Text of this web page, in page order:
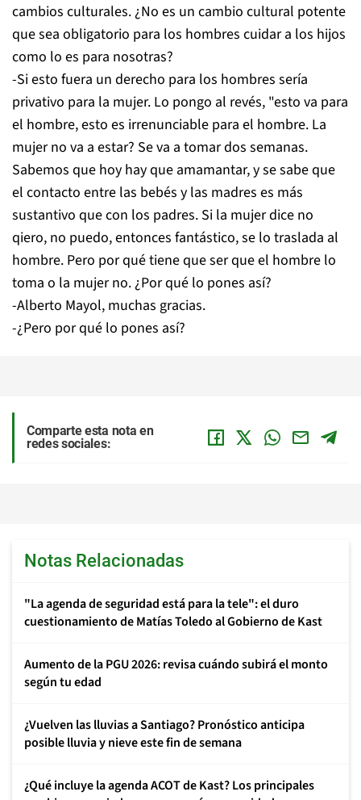
cambios culturales. ¿No es un cambio cultural potente
que sea obligatorio para los hombres cuidar a los hijos
como lo es para nosotras?
-Si esto fuera un derecho para los hombres sería
privativo para la mujer. Lo pongo al revés, "esto va para
el hombre, esto es irrenunciable para el hombre. La
mujer no va a estar? Se va a tomar dos semanas.
Sabemos que hoy hay que amamantar, y se sabe que
el contacto entre las bebés y las madres es más
sustantivo que con los padres. Si la mujer dice no
qiero, no puedo, entonces fantástico, se lo traslada al
hombre. Pero por qué tiene que ser que el hombre lo
toma o la mujer no. ¿Por qué lo pones así?
-Alberto Mayol, muchas gracias.
-¿Pero por qué lo pones así?
Comparte esta nota en
redes sociales:
Notas Relacionadas
"La agenda de seguridad está para la tele": el duro
cuestionamiento de Matías Toledo al Gobierno de Kast
Aumento de la PGU 2026: revisa cuándo subirá el monto
según tu edad
¿Vuelven las lluvias a Santiago? Pronóstico anticipa
posible lluvia y nieve este fin de semana
¿Qué incluye la agenda ACOT de Kast? Los principales